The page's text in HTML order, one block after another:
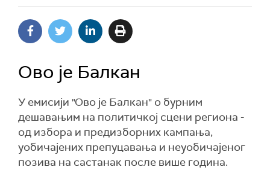
Ово је Балкан
У емисији "Ово је Балкан" о бурним
дешавањим на политичкој сцени региона -
од избора и предизборних кампања,
уобичајених препуцавања и неуобичајеног
позива на састанак после више година.